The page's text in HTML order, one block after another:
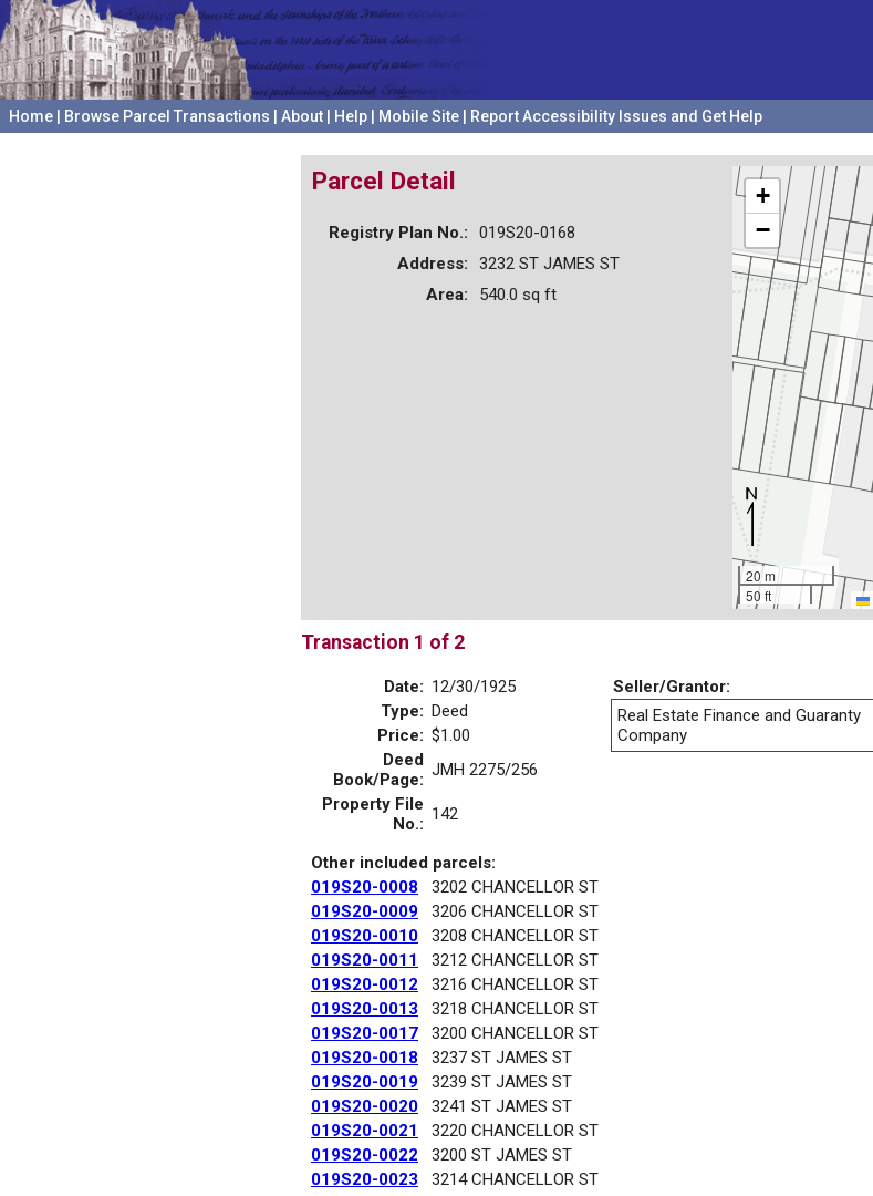
Home Browse Parcel Transactions About Help Mobile Site Report Accessibility Issues and Get Help
+
−
20 m
50 ft
Parcel Detail
Registry Plan No.:
019S20-0168
Address:
3232 ST JAMES ST
Area:
540.0 sq ft
Transaction 1 of 2
Date: 12/30/1925
Type: Deed
Price: $1.00
Deed
Book/Page: JMH 2275/256
Property File
No.: 142
Other included parcels:
019S20-0008
3202 CHANCELLOR ST
019S20-0009
3206 CHANCELLOR ST
019S20-0010
3208 CHANCELLOR ST
019S20-0011
3212 CHANCELLOR ST
019S20-0012
3216 CHANCELLOR ST
019S20-0013
3218 CHANCELLOR ST
019S20-0017
3200 CHANCELLOR ST
019S20-0018
3237 ST JAMES ST
019S20-0019
3239 ST JAMES ST
019S20-0020
3241 ST JAMES ST
019S20-0021
3220 CHANCELLOR ST
019S20-0022
3200 ST JAMES ST
019S20-0023
3214 CHANCELLOR ST
Seller/Grantor:
Real Estate Finance and Guaranty
Company